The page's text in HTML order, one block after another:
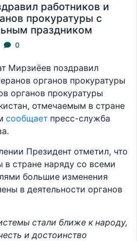
работников и
прокуратуры с
праздником
0
Мирзиёев поздравил
органов прокуратуры
органов прокуратуры
отмечаемым в стране
сообщает пресс-служба
Президент отметил, что
в стране наряду со всеми
большие изменения
в деятельности органов
стали ближе к народу,
и достоинство